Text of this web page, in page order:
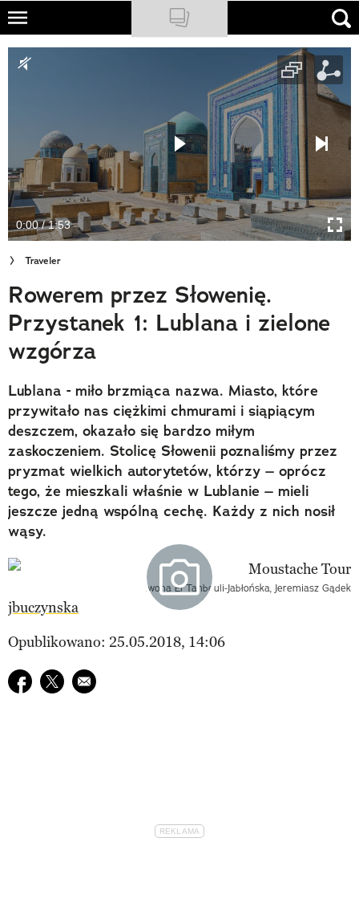
Skip
main
NATIONAL GEOGRAPHIC
Sklep
Newsletter
Cuda Polski
Wielki Konkurs Fotograficzny
Trendbook Podróżniczy
Polecane
0:00 / 1:53
Traveler
Rowerem przez Słowenię.
Przystanek 1: Lublana i zielone
wzgórza
Lublana - miło brzmiąca nazwa. Miasto, które
przywitało nas ciężkimi chmurami i siąpiącym
deszczem, okazało się bardzo miłym
zaskoczeniem. Stolicę Słowenii poznaliśmy przez
pryzmat wielkich autorytetów, którzy – oprócz
tego, że mieszkali właśnie w Lublanie – mieli
jeszcze jedną wspólną cechę. Każdy z nich nosił
wąsy.
Iwona El Tanbouli-Jabłońska, Jeremiasz Gądek
jbuczynska
Opublikowano: 25.05.2018, 14:06
Udostępnij na facebook
Udostępnij na twitter
E-mail do przyjaciela